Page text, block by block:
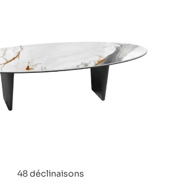
48 déclinaisons